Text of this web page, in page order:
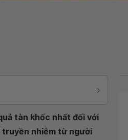
tàn khốc nhất đối với
truyền nhiễm từ người